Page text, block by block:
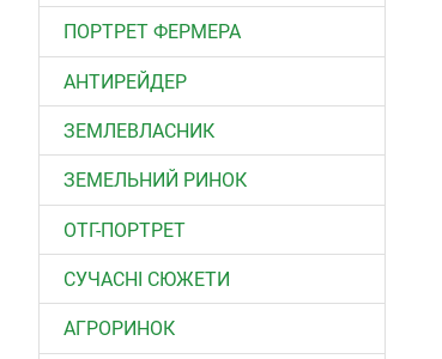
ПОРТРЕТ ФЕРМЕРА
АНТИРЕЙДЕР
ЗЕМЛЕВЛАСНИК
ЗЕМЕЛЬНИЙ РИНОК
ОТГ-ПОРТРЕТ
СУЧАСНІ СЮЖЕТИ
АГРОРИНОК